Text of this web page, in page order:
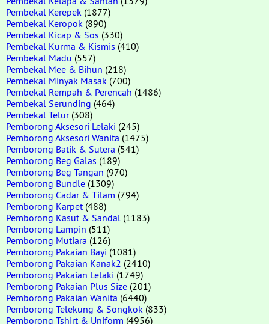
Pembekal Kerepek (1877)
Pembekal Keropok (890)
Pembekal Kicap & Sos (330)
Pembekal Kurma & Kismis (410)
Pembekal Madu (557)
Pembekal Mee & Bihun (218)
Pembekal Minyak Masak (700)
Pembekal Rempah & Perencah (1486)
Pembekal Serunding (464)
Pembekal Telur(308)
Pemborong Aksesori Lelaki (245)
Pemborong Aksesori Wanita (1475)
Pemborong Batik & Sutera (541)
Pemborong Beg Galas (189)
Pemborong Beg Tangan (970)
Pemborong Bundle (1309)
Pemborong Cadar & Tilam (794)
Pemborong Karpet (488)
Pemborong Kasut & Sandal (1183)
Pemborong Lampin (511)
Pemborong Mutiara (126)
Pemborong Pakaian Bayi (1081)
Pemborong Pakaian Kanak2 (2410)
Pemborong Pakaian Lelaki (1749)
Pemborong Pakaian Plus Size (201)
Pemborong Pakaian Wanita (6440)
Pemborong Telekung & Songkok (833)
Pemborong Tshirt & Uniform (4956)